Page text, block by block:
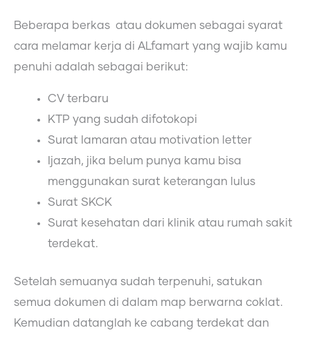
Beberapa berkas atau dokumen sebagai syarat
cara melamar kerja di ALfamart yang wajib kamu
penuhi adalah sebagai berikut:
CV terbaru
KTP yang sudah difotokopi
Surat lamaran atau motivation letter
Ijazah, jika belum punya kamu bisa
menggunakan surat keterangan lulus
Surat SKCK
Surat kesehatan dari klinik atau rumah sakit
terdekat.
Setelah semuanya sudah terpenuhi, satukan
semua dokumen di dalam map berwarna coklat.
Kemudian datanglah ke cabang terdekat dan